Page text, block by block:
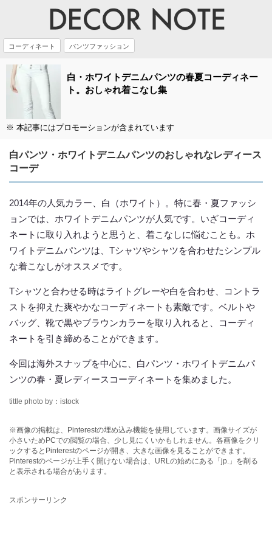
コーディネート パンツファッション
白・ホワイトデニムパンツの春夏コーディネー
ト。おしゃれ着こなし集
※ 本記事にはプロモーションが含まれています
白パンツ・ホワイトデニムパンツのおしゃれなレディース
コーデ
2014年の人気カラー、白（ホワイト）。特に春・夏ファッシ
ョンでは、ホワイトデニムパンツが人気です。いざコーディ
ネートに取り入れようと思うと、着こなしに悩むことも。ホ
ワイトデニムパンツは、Tシャツやシャツを合わせたシンプル
な着こなしがオススメです。
Tシャツと合わせる時はライトグレーや白を合わせ、コントラ
ストを抑えた爽やかなコーディネートも素敵です。ベルトや
バッグ、靴で黒やブラウンカラーを取り入れると、コーディ
ネートを引き締めることができます。
今回は海外スナップを中心に、白パンツ・ホワイトデニムパ
ンツの春・夏レディースコーディネートを集めました。
tittle photo by：istock
※画像の掲載は、Pinterestの埋め込み機能を使用しています。画像サイズが
小さいためPCでの閲覧の場合、少し見にくいかもしれません。各画像をクリ
ックするとPinterestのページが開き、大きな画像を見ることができます。
Pinterestのページが上手く開けない場合は、URLの始めにある「jp.」を削る
と表示される場合があります。
スポンサーリンク